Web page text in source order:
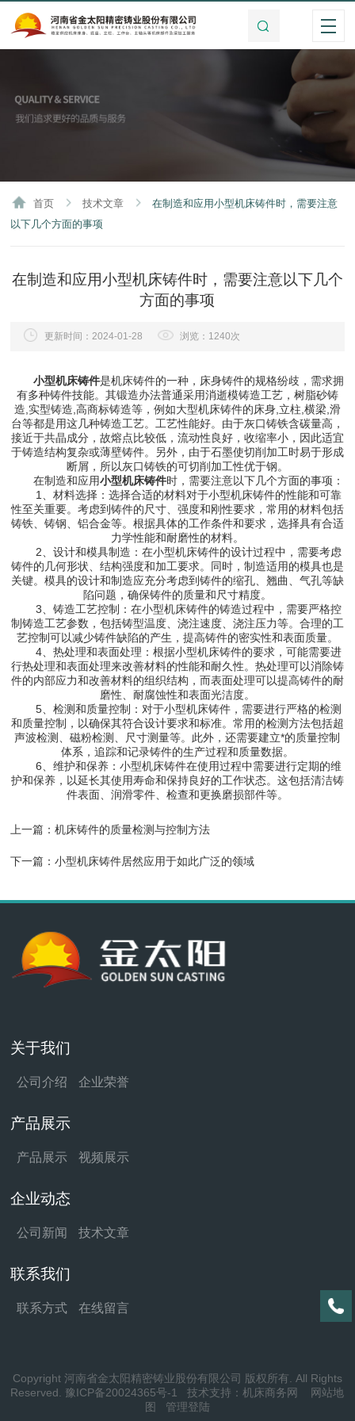
首页 技术文章
在制造和应用小型机床铸件时，需要注意
以下几个方面的事项
在制造和应用小型机床铸件时，需要注意以下几个
方面的事项
更新时间：2024-01-28 浏览：1240次
小型机床铸件是机床铸件的一种，床身铸件的规格纷歧，需求拥
有多种铸件技能。其锻造办法普通采用消逝模铸造工艺，树脂砂铸
造,实型铸造,高商标铸造等，例如大型机床铸件的床身,立柱,横梁,滑
台等都是用这几种铸造工艺。工艺性能好。由于灰口铸铁含碳量高，
接近于共晶成分，故熔点比较低，流动性良好，收缩率小，因此适宜
于铸造结构复杂或薄壁铸件。另外，由于石墨使切削加工时易于形成
断屑，所以灰口铸铁的可切削加工性优于钢。
在制造和应用小型机床铸件时，需要注意以下几个方面的事项：
1、材料选择：选择合适的材料对于小型机床铸件的性能和可靠
性至关重要。考虑到铸件的尺寸、强度和刚性要求，常用的材料包括
铸铁、铸钢、铝合金等。根据具体的工作条件和要求，选择具有合适
力学性能和耐磨性的材料。
2、设计和模具制造：在小型机床铸件的设计过程中，需要考虑
铸件的几何形状、结构强度和加工要求。同时，制造适用的模具也是
关键。模具的设计和制造应充分考虑到铸件的缩孔、翘曲、气孔等缺
陷问题，确保铸件的质量和尺寸精度。
3、铸造工艺控制：在小型机床铸件的铸造过程中，需要严格控
制铸造工艺参数，包括铸型温度、浇注速度、浇注压力等。合理的工
艺控制可以减少铸件缺陷的产生，提高铸件的密实性和表面质量。
4、热处理和表面处理：根据小型机床铸件的要求，可能需要进
行热处理和表面处理来改善材料的性能和耐久性。热处理可以消除铸
件的内部应力和改善材料的组织结构，而表面处理可以提高铸件的耐
磨性、耐腐蚀性和表面光洁度。
5、检测和质量控制：对于小型机床铸件，需要进行严格的检测
和质量控制，以确保其符合设计要求和标准。常用的检测方法包括超
声波检测、磁粉检测、尺寸测量等。此外，还需要建立*的质量控制
体系，追踪和记录铸件的生产过程和质量数据。
6、维护和保养：小型机床铸件在使用过程中需要进行定期的维
护和保养，以延长其使用寿命和保持良好的工作状态。这包括清洁铸
件表面、润滑零件、检查和更换磨损部件等。
上一篇：机床铸件的质量检测与控制方法
下一篇：小型机床铸件居然应用于如此广泛的领域
关于我们
公司介绍 企业荣誉
产品展示
产品展示 视频展示
企业动态
公司新闻 技术文章
联系我们
联系方式 在线留言
Copyright 河南省金太阳精密铸业股份有限公司 版权所有. All Rights
Reserved. 豫ICP备20024365号-1 技术支持：机床商务网
网站地
图
管理登陆